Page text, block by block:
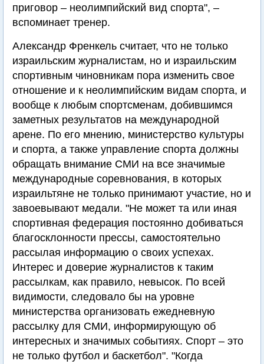
приговор – неолимпийский вид спорта", –
вспоминает тренер.
Александр Френкель считает, что не только
израильским журналистам, но и израильским
спортивным чиновникам пора изменить свое
отношение и к неолимпийским видам спорта, и
вообще к любым спортсменам, добившимся
заметных результатов на международной
арене. По его мнению, министерство культуры
и спорта, а также управление спорта должны
обращать внимание СМИ на все значимые
международные соревнования, в которых
израильтяне не только принимают участие, но и
завоевывают медали. "Не может та или иная
спортивная федерация постоянно добиваться
благосклонности прессы, самостоятельно
рассылая информацию о своих успехах.
Интерес и доверие журналистов к таким
рассылкам, как правило, невысок. По всей
видимости, следовало бы на уровне
министерства организовать ежедневную
рассылку для СМИ, информирующую об
интересных и значимых событиях. Спорт – это
не только футбол и баскетбол". "Когда